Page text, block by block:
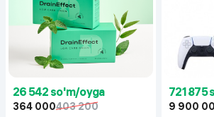
26 542 so'm/oyga
364 000403 200
721 875
9 900